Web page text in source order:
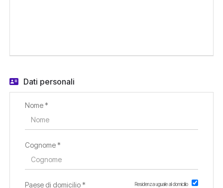
IT
DE
Dati personali
Nome *
Cognome *
Paese di domicilio * Residenza uguale al domicilio